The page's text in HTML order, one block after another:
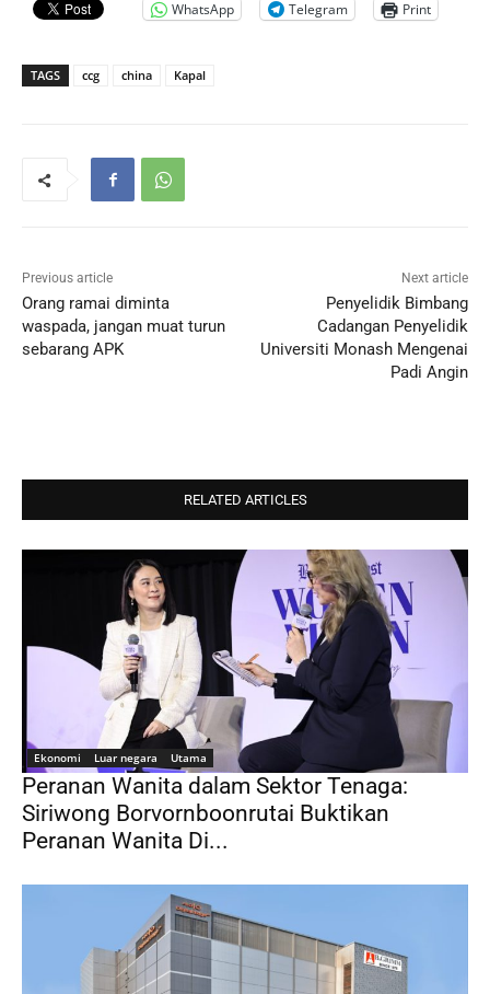
WhatsApp Telegram Print
TAGS ccg china Kapal
Previous article
Orang ramai diminta
waspada, jangan muat turun
sebarang APK
Next article
Penyelidik Bimbang
Cadangan Penyelidik
Universiti Monash Mengenai
Padi Angin
RELATED ARTICLES
Ekonomi Luar negara Utama
Peranan Wanita dalam Sektor Tenaga:
Siriwong Borvornboonrutai Buktikan
Peranan Wanita Di...